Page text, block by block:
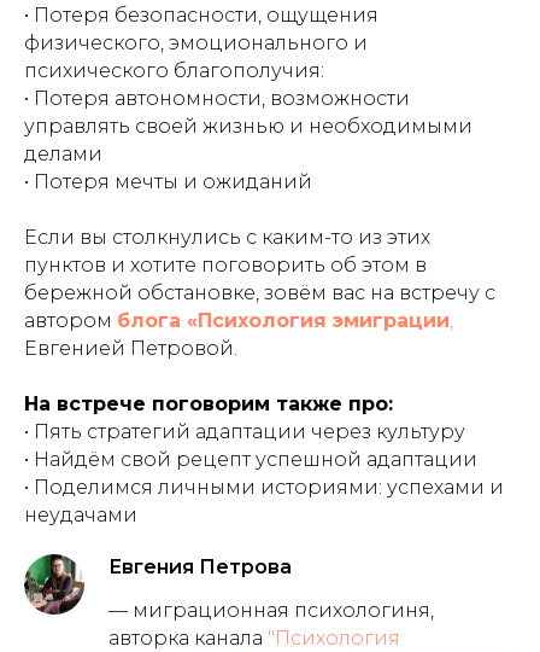
• Потеря безопасности, ощущения
физического, эмоционального и
психического благополучия:
• Потеря автономности, возможности
управлять своей жизнью и необходимыми
делами
• Потеря мечты и ожиданий
Если вы столкнулись с каким-то из этих
пунктов и хотите поговорить об этом в
бережной обстановке, зовём вас на встречу с
автором блога «Психология эмиграции
Евгенией Петровой.
На встрече поговорим также про:
• Пять стратегий адаптации через культуру
• Найдём свой рецепт успешной адаптации
• Поделимся личными историями: успехами и
неудачами
Евгения Петрова
— миграционная психологиня,
авторка канала "Психология